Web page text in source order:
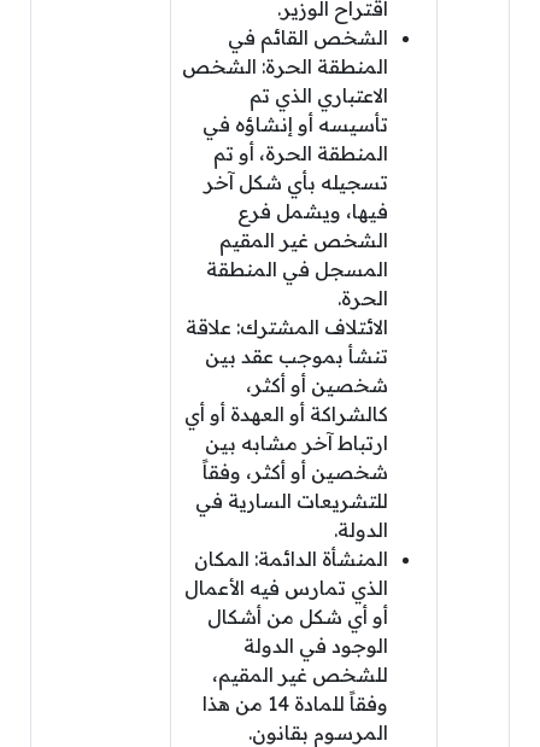
اقتراح الوزير.
الشخص القائم في
المنطقة الحرة: الشخص
الاعتباري الذي تم
تأسيسه أو إنشاؤه في
المنطقة الحرة، أو تم
تسجيله بأي شكل آخر
فيها، ويشمل فرع
الشخص غير المقيم
المسجل في المنطقة
الحرة.
الائتلاف المشترك: علاقة
تنشأ بموجب عقد بين
شخصين أو أكثر،
كالشراكة أو العهدة أو أي
ارتباط آخر مشابه بين
شخصين أو أكثر، وفقاً
للتشريعات السارية في
الدولة.
المنشأة الدائمة: المكان
الذي تمارس فيه الأعمال
أو أي شكل من أشكال
الوجود في الدولة
للشخص غير المقيم،
وفقاً للمادة 14 من هذا
المرسوم بقانون.